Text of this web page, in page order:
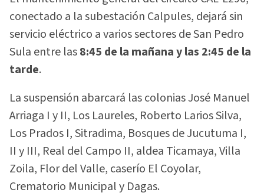
conectado a la subestación Calpules, dejará sin
servicio eléctrico a varios sectores de San Pedro
Sula entre las8:45 de la mañana y las 2:45 de la
tarde.
La suspensión abarcará las colonias José Manuel
Arriaga I y II, Los Laureles, Roberto Larios Silva,
Los Prados I, Sitradima, Bosques de Jucutuma I,
II y III, Real del Campo II, aldea Ticamaya, Villa
Zoila, Flor del Valle, caserío El Coyolar,
Crematorio Municipal y Dagas.